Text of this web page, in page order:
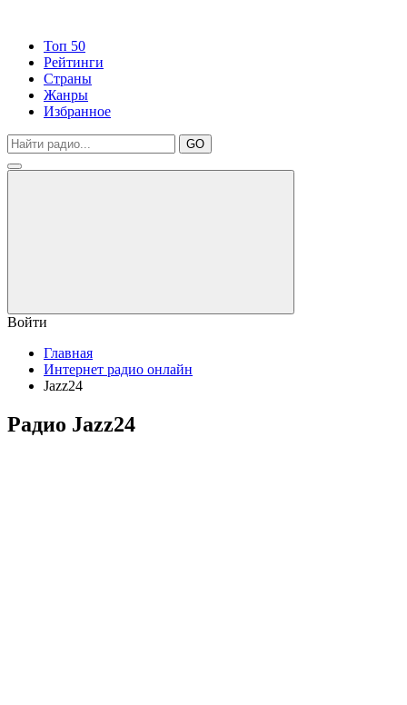
Топ 50
Рейтинги
Страны
Жанры
Избранное
GO
Войти
Главная
Интернет радио онлайн
Jazz24
Радио Jazz24